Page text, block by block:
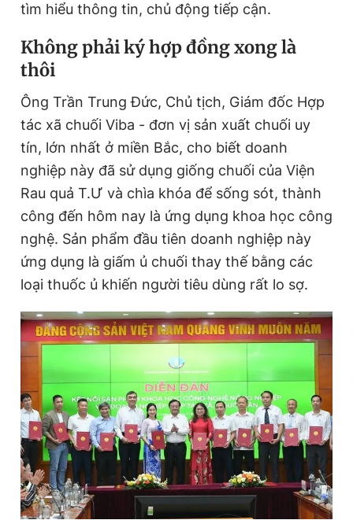
tìm hiểu thông tin, chủ động tiếp cận.
Không phải ký hợp đồng xong là
thôi
Ông Trần Trung Đức, Chủ tịch, Giám đốc Hợp
tác xã chuối Viba - đơn vị sản xuất chuối uy
tín, lớn nhất ở miền Bắc, cho biết doanh
nghiệp này đã sử dụng giống chuối của Viện
Rau quả T.Ư và chìa khóa để sống sót, thành
công đến hôm nay là ứng dụng khoa học công
nghệ. Sản phẩm đầu tiên doanh nghiệp này
ứng dụng là giấm ủ chuối thay thế bằng các
loại thuốc ủ khiến người tiêu dùng rất lo sợ.